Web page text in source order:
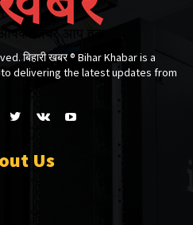
बिहारी खबर ®​ Bihar Khabar is a
delivering the latest updates from
Us